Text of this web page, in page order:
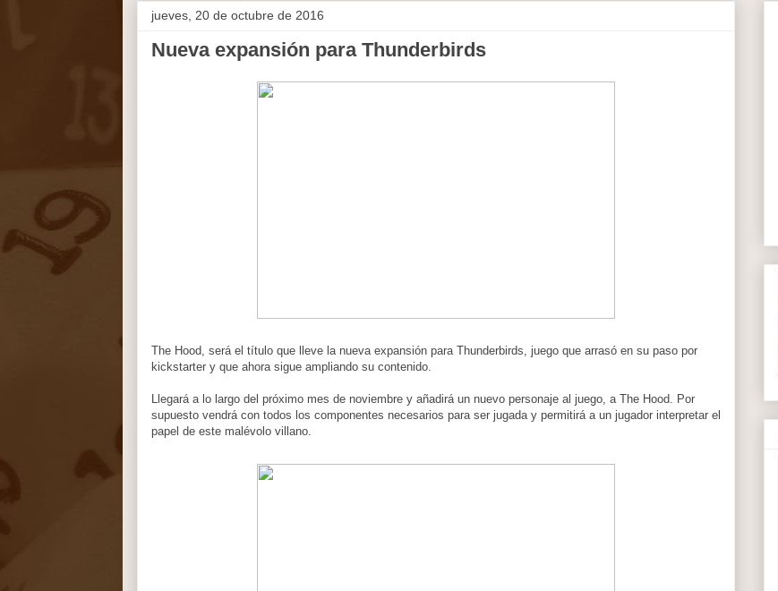
jueves, 20 de octubre de 2016
Nueva expansión para Thunderbirds
The Hood, será el título que lleve la nueva expansión para Thunderbirds, juego que arrasó en su paso por
kickstarter y que ahora sigue ampliando su contenido.
Llegará a lo largo del próximo mes de noviembre y añadirá un nuevo personaje al juego, a The Hood. Por
supuesto vendrá con todos los componentes necesarios para ser jugada y permitirá a un jugador interpretar el
papel de este malévolo villano.